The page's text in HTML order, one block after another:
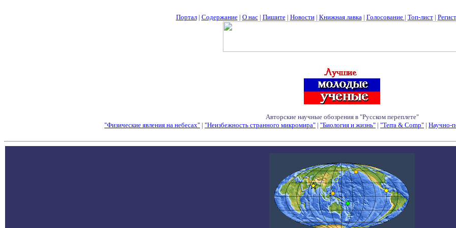
Портал| Содержание| О нас| Пишите| Новости| Книжная лавка| Голосование | Топ-лист|
Авторские научные обозрения в "Русском переплете"
"Физические явления на небесах" | "Неизбежность странного микромира" | "Биология и жизнь" | "Terra & Comp" | Научно-